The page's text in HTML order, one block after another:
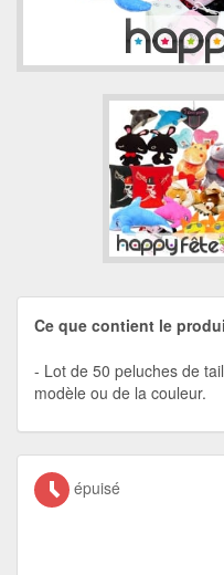
Ce que contient le
Lot de 50 peluches de
modèle ou de la couleur.
épuisé